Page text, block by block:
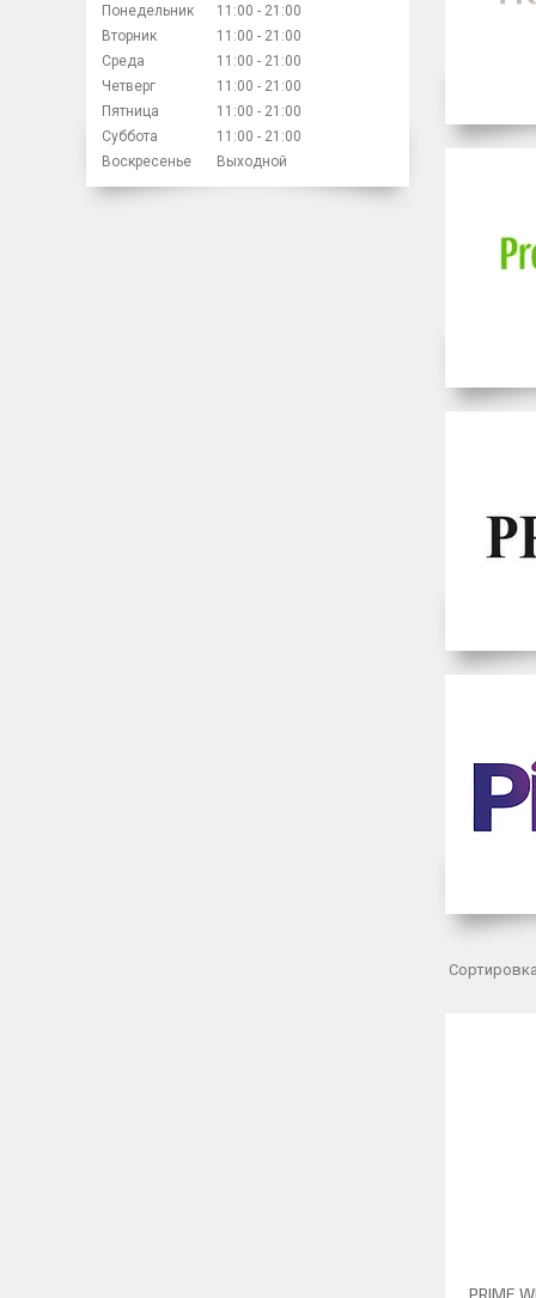
PRIME
Понедельник 11:00
21:00
Вторник
11:00
21:00
Среда
11:00
21:00
Четверг
11:00
21:00
Пятница
11:00
21:00
Суббота
11:00
21:00
Воскресенье
Выходной